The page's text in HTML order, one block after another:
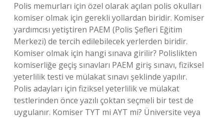
Polis memurları için özel olarak açılan polis okulları
komiser olmak için gerekli yollardan biridir. Komiser
yardımcısı yetiştiren PAEM (Polis Şefleri Eğitim
Merkezi) de tercih edilebilecek yerlerden biridir.
Komiser olmak için hangi sınava girilir? Polislikten
komiserliğe geçiş sınavları PAEM giriş sınavı, fiziksel
yeterlilik testi ve mülakat sınavı şeklinde yapılır.
Polis adayları için fiziksel yeterlilik ve mülakat
testlerinden önce yazılı çoktan seçmeli bir test de
uygulanır. Komiser TYT mi AYT mi? Üniversite veya